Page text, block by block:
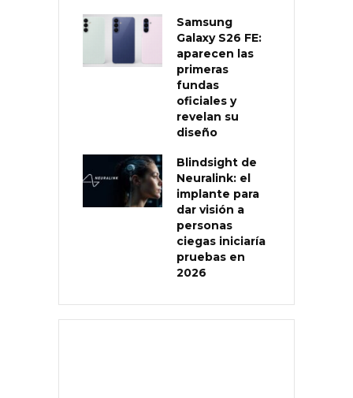
Samsung
Galaxy S26 FE:
aparecen las
primeras
fundas
oficiales y
revelan su
diseño
Blindsight de
Neuralink: el
implante para
dar visión a
personas
ciegas iniciaría
pruebas en
2026